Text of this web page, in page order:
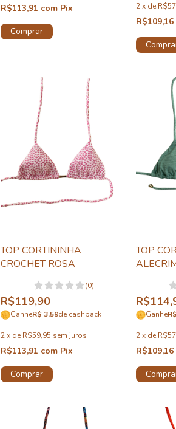
R$113,91 com Pix
Comprar
2 x de
R$109,16
TOP CORTININHA
CROCHET ROSA
(0)
R$119,90
GanheR$ 3,59de cashback
2 x de R$59,95 sem juros
R$113,91 com Pix
Comprar
TOP
Ganhe
2 x de
R$109,16